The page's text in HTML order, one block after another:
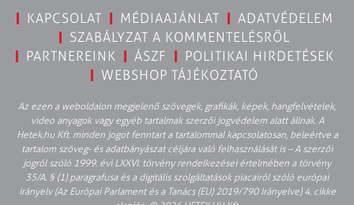
KAPCSOLAT MÉDIAAJÁNLAT
ADATVÉDELEM
SZABÁLYZAT A KOMMENTELÉSRŐL
PARTNEREINK
ÁSZF
POLITIKAI HIRDETÉSEK
WEBSHOP TÁJÉKOZTATÓ
Az ezen a weboldalon megjelenő szövegek, grafikák, képek, hangfelvételek,
video anyagok vagy egyéb tartalmak szerzői jogvédelem alatt állnak. A
Hetek.hu Kft. minden jogot fenntart a tartalommal kapcsolatosan, beleértve a
tartalom szöveg- és adatbányászat céljára való felhasználását is – A szerzői
jogról szóló 1999. évi LXXVI. törvény rendelkezései értelmében a törvény
35/A. § (1) paragrafusa és a digitális szolgáltatások piacairól szóló európai
irányelv (Az Európai Parlament és a Tanács (EU) 2019/790 Irányelve) 4. cikke